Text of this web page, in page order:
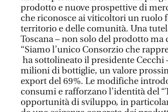
prodotto e nuove prospettive di
che riconosce ai viticoltori un ruolo
territorio e delle comunità. Una
Toscana – non solo del prodotto
“Siamo l’unico Consorzio che
ha sottolineato il presidente
milioni di bottiglie, un valore
export del 69%. Le modifiche
consumi e rafforzano l’identità del
opportunità di sviluppo, in